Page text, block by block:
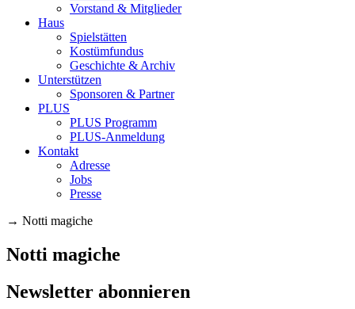
Vorstand & Mitglieder
Haus
Spielstätten
Kostümfundus
Geschichte & Archiv
Unterstützen
Sponsoren & Partner
PLUS
PLUS Programm
PLUS-Anmeldung
Kontakt
Adresse
Jobs
Presse
→ Notti magiche
Notti magiche
Newsletter abonnieren